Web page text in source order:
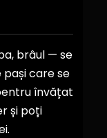
brâul — se
pași care se
învățat
și poți